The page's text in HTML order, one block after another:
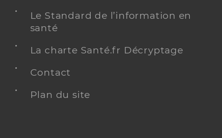
Le Standard de l’information en
santé
La charte Santé.fr Décryptage
Contact
Plan du site